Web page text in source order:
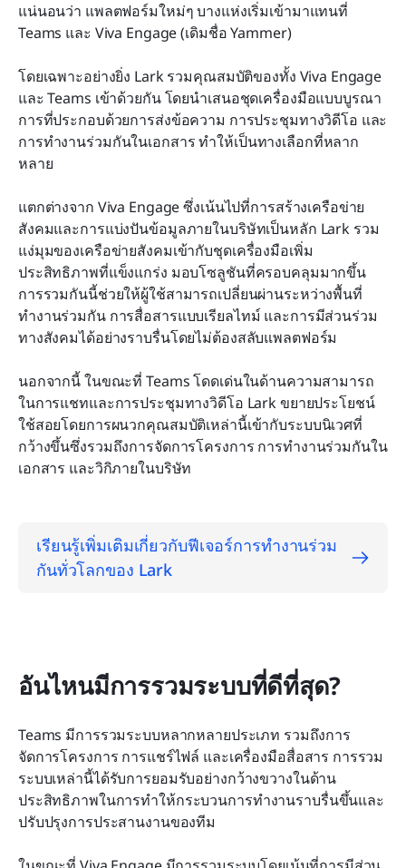
แน่นอนว่า แพลตฟอร์มใหม่ๆ บางแห่งเริ่มเข้ามาแทนที่
Teams และ Viva Engage (เดิมชื่อ Yammer)
โดยเฉพาะอย่างยิ่ง Lark รวมคุณสมบัติของทั้ง Viva Engage
และ Teams เข้าด้วยกัน โดยนำเสนอชุดเครื่องมือแบบบูรณา
การที่ประกอบด้วยการส่งข้อความ การประชุมทางวิดีโอ และ
การทำงานร่วมกันในเอกสาร ทำให้เป็นทางเลือกที่หลาก
หลาย
แตกต่างจาก Viva Engage ซึ่งเน้นไปที่การสร้างเครือข่าย
สังคมและการแบ่งปันข้อมูลภายในบริษัทเป็นหลัก Lark รวม
แง่มุมของเครือข่ายสังคมเข้ากับชุดเครื่องมือเพิ่ม
ประสิทธิภาพที่แข็งแกร่ง มอบโซลูชันที่ครอบคลุมมากขึ้น
การรวมกันนี้ช่วยให้ผู้ใช้สามารถเปลี่ยนผ่านระหว่างพื้นที่
ทำงานร่วมกัน การสื่อสารแบบเรียลไทม์ และการมีส่วนร่วม
ทางสังคมได้อย่างราบรื่นโดยไม่ต้องสลับแพลตฟอร์ม
นอกจากนี้ ในขณะที่ Teams โดดเด่นในด้านความสามารถ
ในการแชทและการประชุมทางวิดีโอ Lark ขยายประโยชน์
ใช้สอยโดยการผนวกคุณสมบัติเหล่านี้เข้ากับระบบนิเวศที่
กว้างขึ้นซึ่งรวมถึงการจัดการโครงการ การทำงานร่วมกันใน
เอกสาร และวิกิภายในบริษัท
เรียนรู้เพิ่มเติมเกี่ยวกับฟีเจอร์การทำงานร่วม
กันทั่วโลกของ Lark
อันไหนมีการรวมระบบที่ดีที่สุด?
Teams มีการรวมระบบหลากหลายประเภท รวมถึงการ
จัดการโครงการ การแชร์ไฟล์ และเครื่องมือสื่อสาร การรวม
ระบบเหล่านี้ได้รับการยอมรับอย่างกว้างขวางในด้าน
ประสิทธิภาพในการทำให้กระบวนการทำงานราบรื่นขึ้นและ
ปรับปรุงการประสานงานของทีม